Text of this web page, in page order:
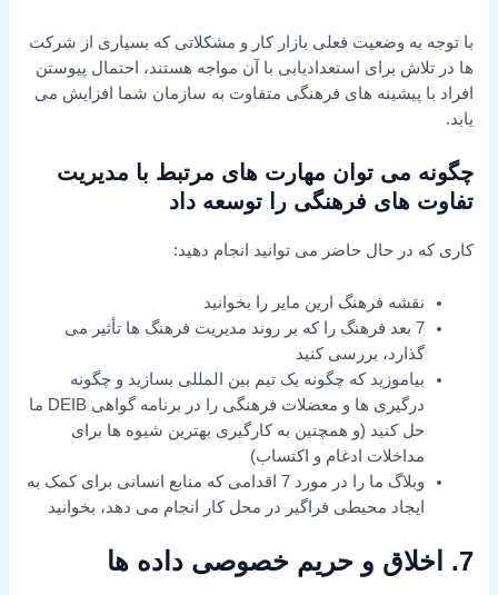
با توجه به وضعیت فعلی بازار کار و مشکلاتی که بسیاری از شرکت
ها در تلاش برای استعدادیابی با آن مواجه هستند، احتمال پیوستن
افراد با پیشینه های فرهنگی متفاوت به سازمان شما افزایش می
یابد.
چگونه می توان مهارت های مرتبط با مدیریت
تفاوت های فرهنگی را توسعه داد
کاری که در حال حاضر می توانید انجام دهید:
نقشه فرهنگ ارین مایر را بخوانید
7 بعد فرهنگ را که بر روند مدیریت فرهنگ ها تأثیر می
گذارد، بررسی کنید
بیاموزید که چگونه یک تیم بین المللی بسازید و چگونه
درگیری ها و معضلات فرهنگی را در برنامه گواهی DEIB ما
حل کنید (و همچنین به کارگیری بهترین شیوه ها برای
مداخلات ادغام و اکتساب)
وبلاگ ما را در مورد 7 اقدامی که منابع انسانی برای کمک به
ایجاد محیطی فراگیر در محل کار انجام می دهد، بخوانید
7. اخلاق و حریم خصوصی داده ها